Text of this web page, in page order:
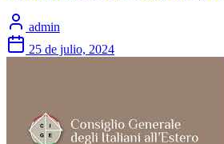
admin
25 de julio, 2024